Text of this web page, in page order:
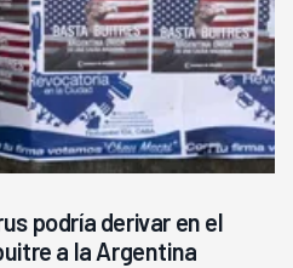
podría derivar en el
a la Argentina